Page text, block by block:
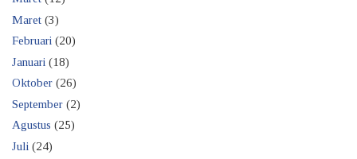
Maret (3)
Februari (20)
Januari (18)
Oktober (26)
September (2)
Agustus (25)
Juli (24)